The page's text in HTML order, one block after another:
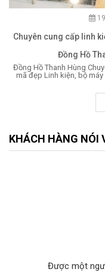
Chuyên cung cấp linh
Đồng Hồ
Đồng Hồ Thanh Hùng
mã đẹp Linh kiện, bộ
KHÁCH HÀNG NÓI
Được một